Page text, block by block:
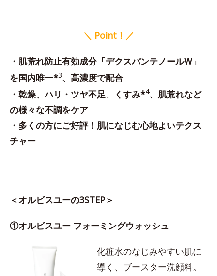
＼ Point！／
・肌荒れ防止有効成分「デクスパンテノールW」
を国内唯一*3、高濃度で配合
・乾燥、ハリ・ツヤ不足、くすみ*4、肌荒れなど
の様々な不調をケア
・多くの方にご好評！肌になじむ心地よいテクス
チャー
＜オルビスユーの3STEP＞
①オルビスユー フォーミングウォッシュ
化粧水のなじみやすい肌に
導く、ブースター洗顔料。